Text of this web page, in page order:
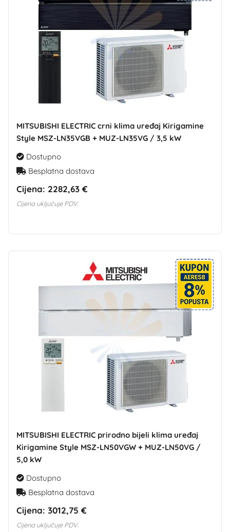
MITSUBISHI ELECTRIC crni klima uređaj Kirigamine
Style MSZ-LN35VGB + MUZ-LN35VG / 3,5 kW
Dostupno
Besplatna dostava
Cijena: 2282,63 €
Cijena uključuje PDV.
MITSUBISHI ELECTRIC prirodno bijeli klima uređaj
Kirigamine Style MSZ-LN50VGW + MUZ-LN50VG /
5,0 kW
Dostupno
Besplatna dostava
Cijena: 3012,75 €
Cijena uključuje PDV.